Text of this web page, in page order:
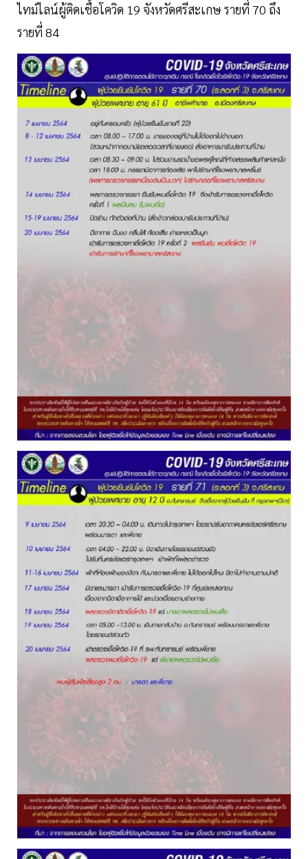
ไทม์ไลน์ผู้ติดเชื้อโควิด 19 จังหวัดศรีสะเกษ รายที่ 70 ถึง
รายที่ 84